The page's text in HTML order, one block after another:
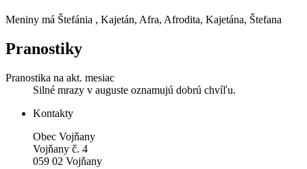
Meniny má Štefánia , Kajetán, Afra, Afrodita, Kajetána, Štefana
Pranostiky
Pranostika na akt. mesiac
Silné mrazy v auguste oznamujú dobrú chvíľu.
Kontakty
Obec Vojňany
Vojňany č. 4
059 02 Vojňany